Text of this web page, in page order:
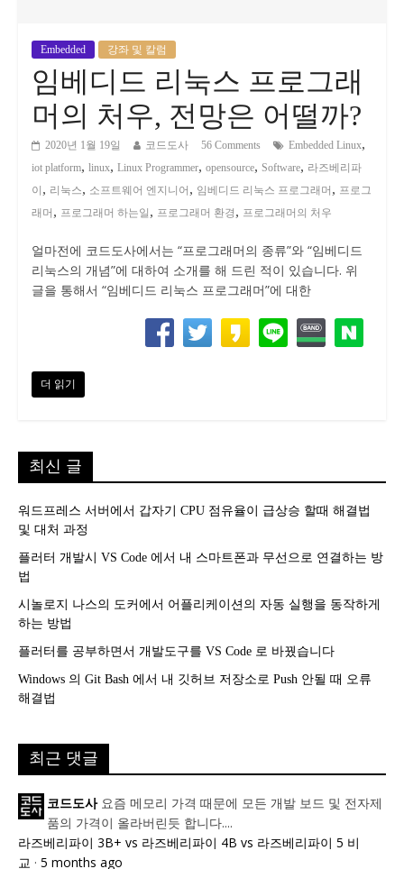
Embedded 강좌 및 칼럼
임베디드 리눅스 프로그래
머의 처우, 전망은 어떨까?
2020년 1월 19일 코드도사 56 Comments Embedded Linux,
iot platform, linux, Linux Programmer, opensource, Software, 라즈베리파
이 , 리눅스, 소프트웨어 엔지니어 , 임베디드 리눅스 프로그래머 , 프로그
래머 , 프로그래머 하는일 , 프로그래머 환경 , 프로그래머의 처우
얼마전에 코드도사에서는 “프로그래머의 종류”와 “임베디드
리눅스의 개념”에 대하여 소개를 해 드린 적이 있습니다. 위
글을 통해서 “임베디드 리눅스 프로그래머”에 대한
더 읽기
최신 글
워드프레스 서버에서 갑자기 CPU 점유율이 급상승 할때 해결법
및 대처 과정
플러터 개발시 VS Code 에서 내 스마트폰과 무선으로 연결하는 방
법
시놀로지 나스의 도커에서 어플리케이션의 자동 실행을 동작하게
하는 방법
플러터를 공부하면서 개발도구를 VS Code 로 바꿨습니다
Windows 의 Git Bash 에서 내 깃허브 저장소로 Push 안될 때 오류
해결법
최근 댓글
코드도사 요즘 메모리 가격 때문에 모든 개발 보드 및 전자제
품의 가격이 올라버린듯 합니다....
라즈베리파이 3B+ vs 라즈베리파이 4B vs 라즈베리파이 5 비
교 · 5 months ago